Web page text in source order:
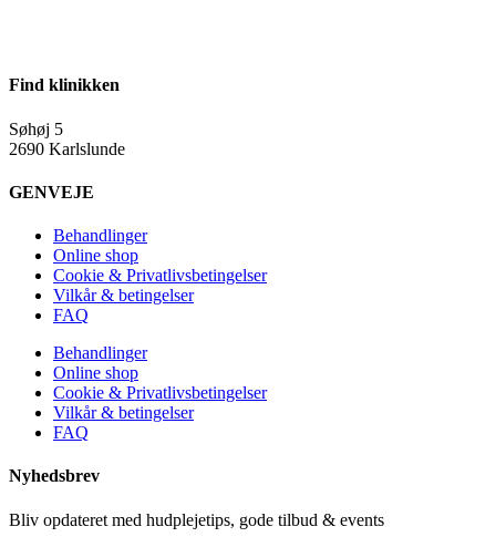
Find klinikken
Søhøj 5
2690 Karlslunde
GENVEJE
Behandlinger
Online shop
Cookie & Privatlivsbetingelser
Vilkår & betingelser
FAQ
Behandlinger
Online shop
Cookie & Privatlivsbetingelser
Vilkår & betingelser
FAQ
Nyhedsbrev
Bliv opdateret med hudplejetips, gode tilbud & events